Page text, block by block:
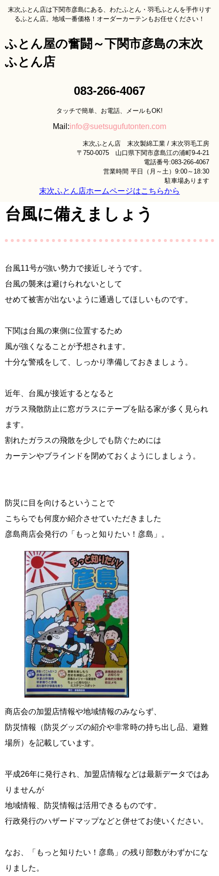
ふとん屋の奮闘～下関市彦島の末次
ふとん店
末次ふとん店は下関市彦島にある、わたふとん・羽毛ふとんを手作りす
るふとん店。地域一番価格！オーダーカーテンもお任せください！
083-266-4067
タッチで簡単、お電話、メールもOK!
Mail:info@suetsugufutonten.com
末次ふとん店 末次製綿工業 / 末次羽毛工房
〒750-0075 山口県下関市彦島江の浦町9-4-21
電話番号:083-266-4067
営業時間 平日（月～土）9:00～18:30
駐車場あります
末次ふとん店ホームページはこちらから
台風に備えましょう
台風11号が強い勢力で接近しそうです。
台風の襲来は避けられないとして
せめて被害が出ないように通過してほしいものです。
下関は台風の東側に位置するため
風が強くなることが予想されます。
十分な警戒をして、しっかり準備しておきましょう。
近年、台風が接近するとなると
ガラス飛散防止に窓ガラスにテープを貼る家が多く見られ
ます。
割れたガラスの飛散を少しでも防ぐためには
カーテンやブラインドを閉めておくようにしましょう。
防災に目を向けるということで
こちらでも何度か紹介させていただきました
彦島商店会発行の「もっと知りたい！彦島」。
商店会の加盟店情報や地域情報のみならず、
防災情報（防災グッズの紹介や非常時の持ち出し品、避難
場所）を記載しています。
平成26年に発行され、加盟店情報などは最新データではあ
りませんが
地域情報、防災情報は活用できるものです。
行政発行のハザードマップなどと併せてお使いください。
なお、「もっと知りたい！彦島」の残り部数がわずかにな
りました。